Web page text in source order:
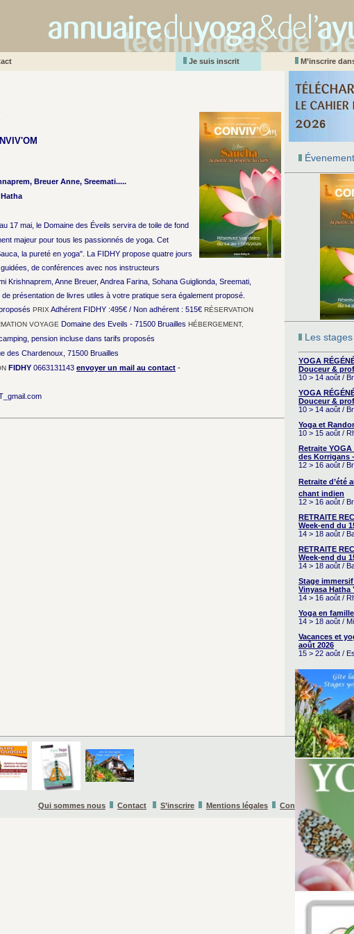
Je suis inscrit
M’inscrire
Les
YOGA
Douceur &
10 > 14 août /
YOGA
Douceur &
10 > 14 août /
Yoga et
10 > 15 août /
Retraite YOGA
des Korrigans
12 > 16 août /
Retraite d’été
chant indien
12 > 16 août /
RETRAITE
Week-end du
14 > 18 août /
RETRAITE
Week-end du
14 > 18 août /
Stage
Vinyasa Hatha
14 > 16 août /
Yoga en famille
14 > 18 août /
Vacances et
août 2026
15 > 22 août /
Breuer Anne, Sreemati.....
Hatha
17 mai, le Domaine des Éveils servira de toile de fond
majeur pour tous les passionnés de yoga. Cet
la pureté en yoga". La FIDHY propose quatre jours
de conférences avec nos instructeurs
Krishnaprem, Anne Breuer, Andrea Farina, Sohana Guiglionda, Sreemati,
présentation de livres utiles à votre pratique sera également proposé.
PRIX Adhérent FIDHY :495€ / Non adhérent : 515€ RÉSERVATION
VOYAGE Domaine des Eveils - 71500 Bruailles HÉBERGEMENT,
pension incluse dans tarifs proposés
des Chardenoux, 71500 Bruailles
FIDHY 0663131143 envoyer un mail au contact -
Qui sommes nous Contact S’inscrire Mentions légales Conditions